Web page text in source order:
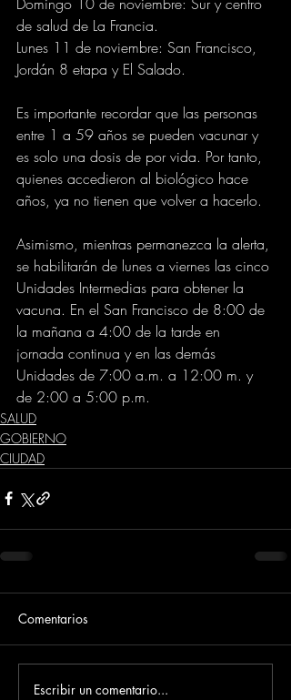
de salud de La Francia.
Lunes 11 de noviembre: San Francisco,
Jordán 8 etapa y El Salado.
Es importante recordar que las personas
entre 1 a 59 años se pueden vacunar y
es solo una dosis de por vida. Por tanto,
quienes accedieron al biológico hace
años, ya no tienen que volver a hacerlo.
Asimismo, mientras permanezca la alerta,
se habilitarán de lunes a viernes las cinco
Unidades Intermedias para obtener la
vacuna. En el San Francisco de 8:00 de
la mañana a 4:00 de la tarde en
jornada continua y en las demás
Unidades de 7:00 a.m. a 12:00 m. y
de 2:00 a 5:00 p.m.
SALUD
GOBIERNO
CIUDAD
Comentarios
Escribir un comentario...